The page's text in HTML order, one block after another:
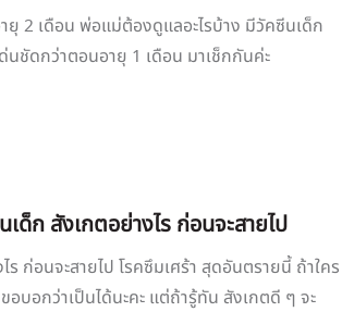
2 เดือน พ่อแม่ต้องดูแลอะไรบ้าง มีวัคซีนเด็ก
นชัดกว่าตอนอายุ 1 เดือน มาเช็กกันค่ะ
ด็ก สังเกตอย่างไร ก่อนจะสายไป
ร ก่อนจะสายไป โรคซึมเศร้า สุดอันตรายนี้ ถ้าใคร
อบอกว่าเป็นได้นะคะ แต่ถ้ารู้ทัน สังเกตดี ๆ จะ